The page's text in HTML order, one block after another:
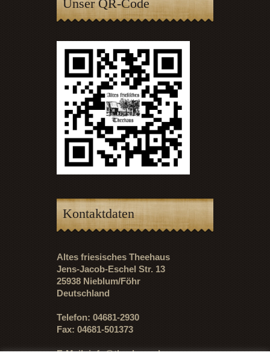
Unser QR-Code
Kontaktdaten
Altes friesisches Theehaus
Jens-Jacob-Eschel Str. 13
25938 Nieblum/Föhr
Deutschland
Telefon: 04681-2930
Fax: 04681-501373
E-Mail:info@theehaus.de